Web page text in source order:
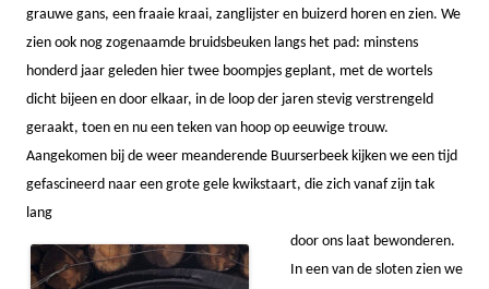
grauwe gans, een fraaie kraai, zanglijster en buizerd horen en zien. We
zien ook nog zogenaamde bruidsbeuken langs het pad: minstens
honderd jaar geleden hier twee boompjes geplant, met de wortels
dicht bijeen en door elkaar, in de loop der jaren stevig verstrengeld
geraakt, toen en nu een teken van hoop op eeuwige trouw.
Aangekomen bij de weer meanderende Buurserbeek kijken we een tijd
gefascineerd naar een grote gele kwikstaart, die zich vanaf zijn tak
lang
door ons laat bewonderen.
In een van de sloten zien we